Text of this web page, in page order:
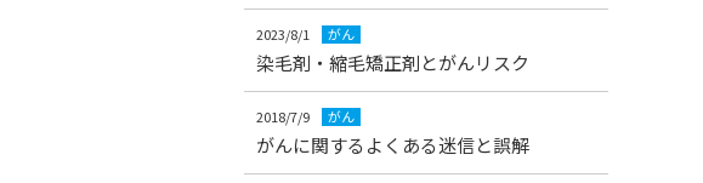
2023/8/1 がん
染毛剤・縮毛矯正剤とがんリスク
2018/7/9 がん
がんに関するよくある迷信と誤解